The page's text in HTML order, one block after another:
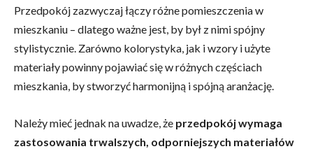
Przedpokój zazwyczaj łączy różne pomieszczenia w
mieszkaniu – dlatego ważne jest, by był z nimi spójny
stylistycznie. Zarówno kolorystyka, jak i wzory i użyte
materiały powinny pojawiać się w różnych częściach
mieszkania, by stworzyć harmonijną i spójną aranżację.
Należy mieć jednak na uwadze, że przedpokój wymaga
zastosowania trwalszych, odporniejszych materiałów